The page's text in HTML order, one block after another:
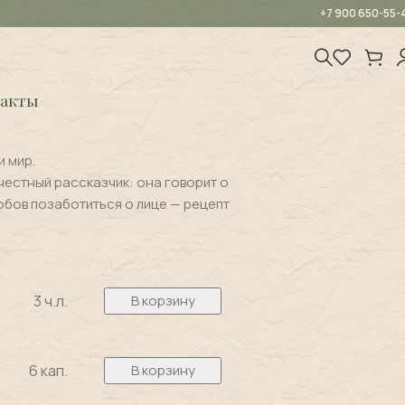
+7 900 650-55-
мир.
рассказчик: она говорит о
позаботиться о лице — рецепт
3 ч.л. В корзину
6 кап. В корзину